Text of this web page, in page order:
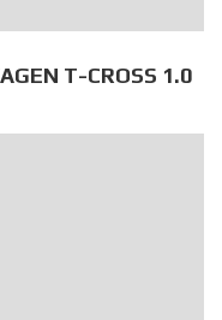
T-CROSS 1.0